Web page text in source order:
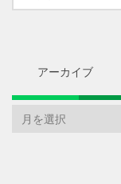
索:
アーカイブ